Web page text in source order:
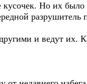
Но их
разрушитель
и ведут их.